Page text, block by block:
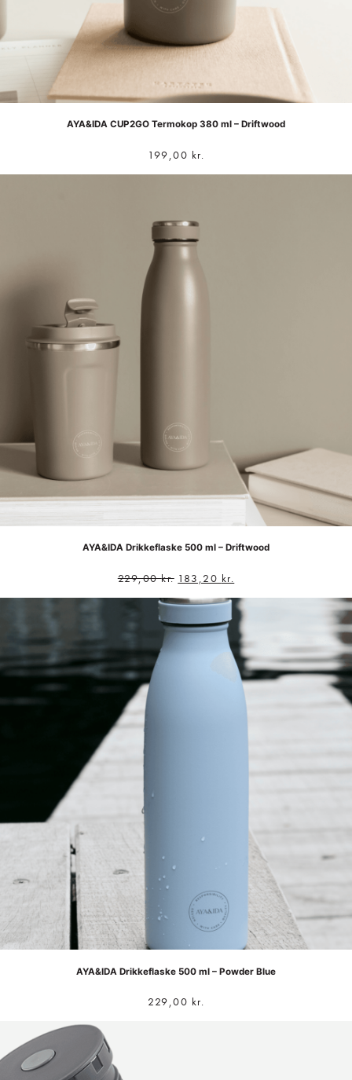
AYA&IDA CUP2GO Termokop 380 ml – Driftwood
199,00 kr.
AYA&IDA Drikkeflaske 500 ml – Driftwood
229,00kr. 183,20 kr.
AYA&IDA Drikkeflaske 500 ml – Powder Blue
229,00 kr.